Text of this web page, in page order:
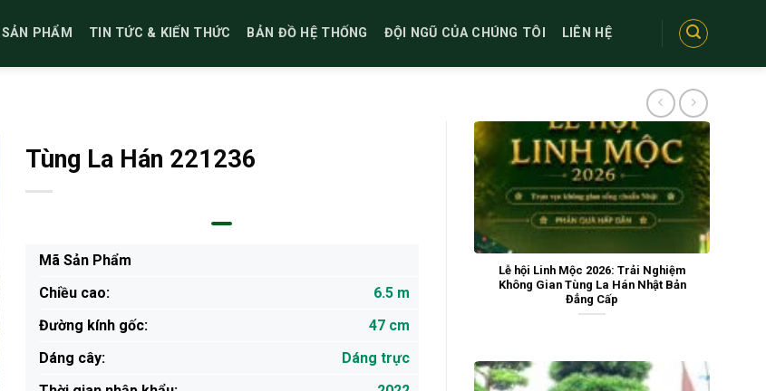
SẢN PHẨM TIN TỨC & KIẾN THỨC BẢN ĐỒ HỆ THỐNG ĐỘI NGŨ CỦA CHÚNG TÔI LIÊN HỆ
Lễ hội Linh Mộc 2026: Trải Nghiệm
Không Gian Tùng La Hán Nhật Bản
Đẳng Cấp
Tùng La Hán 221236
Mã Sản Phẩm
Chiều cao:
6.5 m
Đường kính gốc:
47 cm
Dáng cây:
Dáng trực